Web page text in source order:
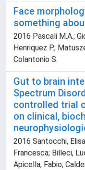
Face
something
2016 Pascali M.A.;
Henriquez P.;
Colantonio S.
Gut to brain
Spectrum
controlled trial
on clinical,
2016 Santocchi,
Francesca; Billeci,
Apicella, Fabio;